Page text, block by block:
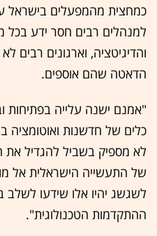
כמחצית מהמפעלים בישראל
למנהלים רבים חסר ידע
והדיגיטציה, וארגונים רבים
הדאטה שהם אוספים.
"אמנם ישנה עלייה בפתיחות
לא מספיק בשביל להגדיל את
של התעשייה הישראלית אל
לשגשג יהיו אלו שידעו לשלב
ההתקדמות הטכנולוגית".